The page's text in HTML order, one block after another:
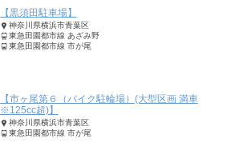
【黒須田駐車場】
神奈川県横浜市青葉区
東急田園都市線 あざみ野
東急田園都市線 市が尾
【市ヶ尾第６（バイク駐輪場）(大型区画 満車
※125cc超)】
神奈川県横浜市青葉区
東急田園都市線 市が尾